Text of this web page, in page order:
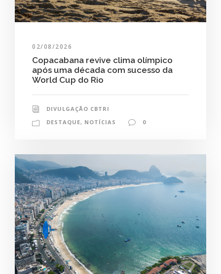
02/08/2026
Copacabana revive clima olímpico
após uma década com sucesso da
World Cup do Rio
DIVULGAÇÃO CBTRI
DESTAQUE, NOTÍCIAS 0